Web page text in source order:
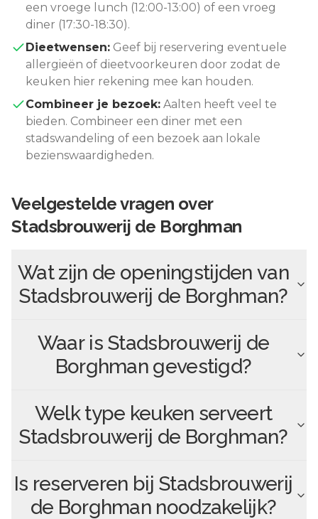
een vroege lunch (12:00-13:00) of een vroeg
diner (17:30-18:30).
Dieetwensen: Geef bij reservering eventuele
allergieën of dieetvoorkeuren door zodat de
keuken hier rekening mee kan houden.
Combineer je bezoek: Aalten heeft veel te
bieden. Combineer een diner met een
stadswandeling of een bezoek aan lokale
bezienswaardigheden.
Veelgestelde vragen over
Stadsbrouwerij de Borghman
Wat zijn de openingstijden van
Stadsbrouwerij de Borghman?
Waar is Stadsbrouwerij de
Borghman gevestigd?
Welk type keuken serveert
Stadsbrouwerij de Borghman?
Is reserveren bij Stadsbrouwerij
de Borghman noodzakelijk?